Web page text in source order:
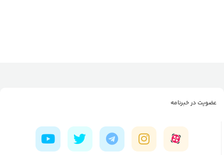
عضویت در خبرنامه